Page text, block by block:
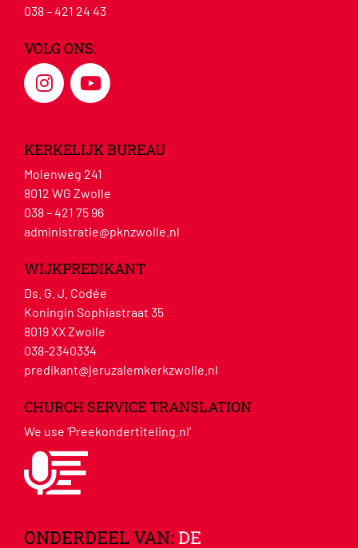
038 – 421 24 43
VOLG ONS:
KERKELIJK BUREAU
Molenweg 241
8012 WG Zwolle
038 – 421 75 96
administratie@pknzwolle.nl
WIJKPREDIKANT
Ds. G. J. Codée
Koningin Sophiastraat 35
8019 XX Zwolle
038-2340334
predikant@jeruzalemkerkzwolle.nl
CHURCH SERVICE TRANSLATION
We use ‘Preekondertiteling.nl’
ONDERDEEL VAN: DE